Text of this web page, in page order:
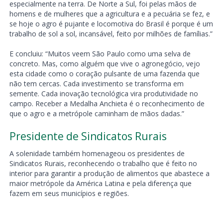
especialmente na terra. De Norte a Sul, foi pelas mãos de
homens e de mulheres que a agricultura e a pecuária se fez, e
se hoje o agro é pujante e locomotiva do Brasil é porque é um
trabalho de sol a sol, incansável, feito por milhões de famílias.”
E concluiu: “Muitos veem São Paulo como uma selva de
concreto. Mas, como alguém que vive o agronegócio, vejo
esta cidade como o coração pulsante de uma fazenda que
não tem cercas. Cada investimento se transforma em
semente. Cada inovação tecnológica vira produtividade no
campo. Receber a Medalha Anchieta é o reconhecimento de
que o agro e a metrópole caminham de mãos dadas.”
Presidente de Sindicatos Rurais
A solenidade também homenageou os presidentes de
Sindicatos Rurais, reconhecendo o trabalho que é feito no
interior para garantir a produção de alimentos que abastece a
maior metrópole da América Latina e pela diferença que
fazem em seus municípios e regiões.